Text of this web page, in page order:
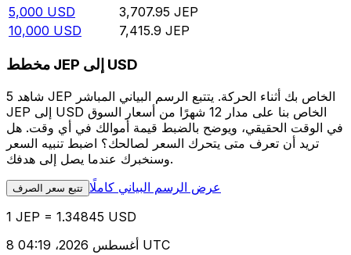
5,000 USD 3,707.95 JEP
10,000 USD 7,415.9 JEP
مخطط JEP إلى USD
شاهد 5 JEP الخاص بك أثناء الحركة. يتتبع الرسم البياني المباشر
JEP إلى USD الخاص بنا على مدار 12 شهرًا من أسعار السوق
في الوقت الحقيقي، ويوضح بالضبط قيمة أموالك في أي وقت. هل
تريد أن تعرف متى يتحرك السعر لصالحك؟ اضبط تنبيه السعر
وسنخبرك عندما يصل إلى هدفك.
تتبع سعر الصرف عرض الرسم البياني كاملًا
1 JEP = 1.34845 USD
8 أغسطس 2026، 04:19 UTC